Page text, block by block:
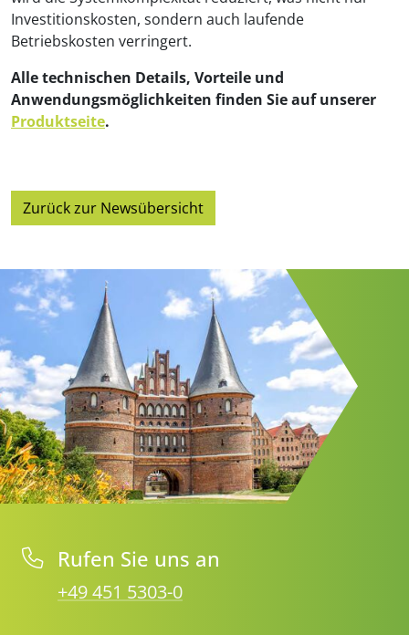
Investitionskosten, sondern auch laufende
Betriebskosten verringert.
Alle technischen Details, Vorteile und
Anwendungsmöglichkeiten finden Sie auf unserer
Produktseite.
Zurück zur Newsübersicht
Rufen Sie uns an
+49 451 5303-0